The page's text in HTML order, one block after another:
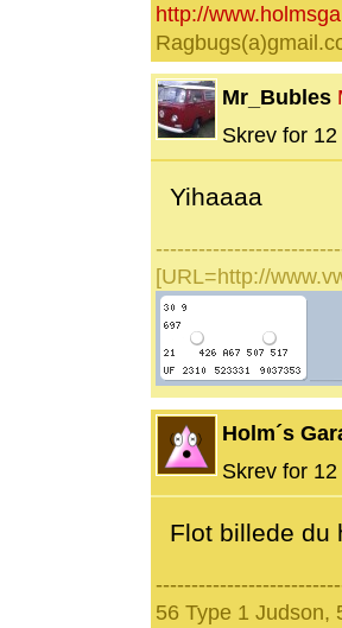
http://
Mr_Bubles
Skrev for
Yihaaaa
[URL=http://
Holm´s
Skrev for
Flot billede du
56 Type 1 Judson,